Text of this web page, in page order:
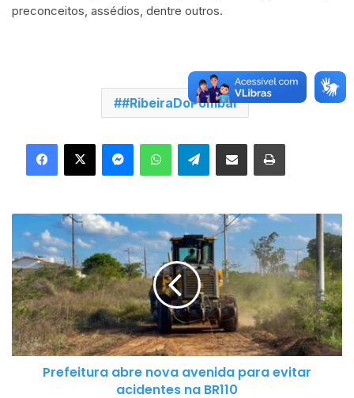
preconceitos, assédios, dentre outros.
#RibeiraDoPombal
X WhatsApp Telegram
e
f
e
i
t
u
Prefeitura abre nova avenida para evitar
acidentes na BR110